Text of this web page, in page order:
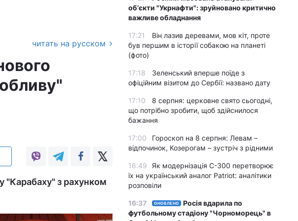
читать на русском
"Карабаху" з рахунком
обʼєкти "Укрнафти": зруйновано критично
важливе обладнання
17:21
Він лазив деревами, мов кіт, проте
був першим в історії собакою на планеті
(фото)
17:18
Зеленський вперше поїде з
офіційним візитом до Сербії: названо дату
17:10
8 серпня: церковне свято сьогодні,
що потрібно зробити, щоб здійснилося
бажання
17:00
Гороскоп на 8 серпня: Левам –
відпочинок, Козерогам – зустріч з рідними
16:49
Як модернізація С-300 перетворює
їх на український аналог Patriot: аналітики
розповіли
16:37 ОНОВЛЕНО
Росія вдарила по
футбольному стадіону "Чорноморець" в